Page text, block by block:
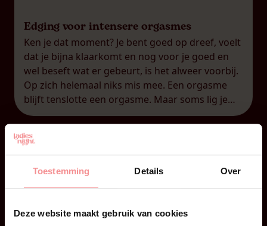
Toestemming Details Over
Deze website maakt gebruik van cookies
Edging voor intensere orgasmes
Ken je dat moment? Je bent goed op dreef, voelt
dat je bijna klaarkomt en nog voor je goed en
wel beseft wat er gebeurt, is het alweer voorbij.
Op zich helemaal niks mis mee. Een orgasme
blijft tenslotte een orgasme. Maar soms lig je
nadien toch met zo’n gevoel van: was dat alles?
Je […]